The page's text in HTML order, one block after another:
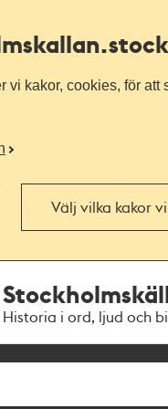
vi kakor, cookies, för
Välj vilka kakor
Historia i ord, ljud och